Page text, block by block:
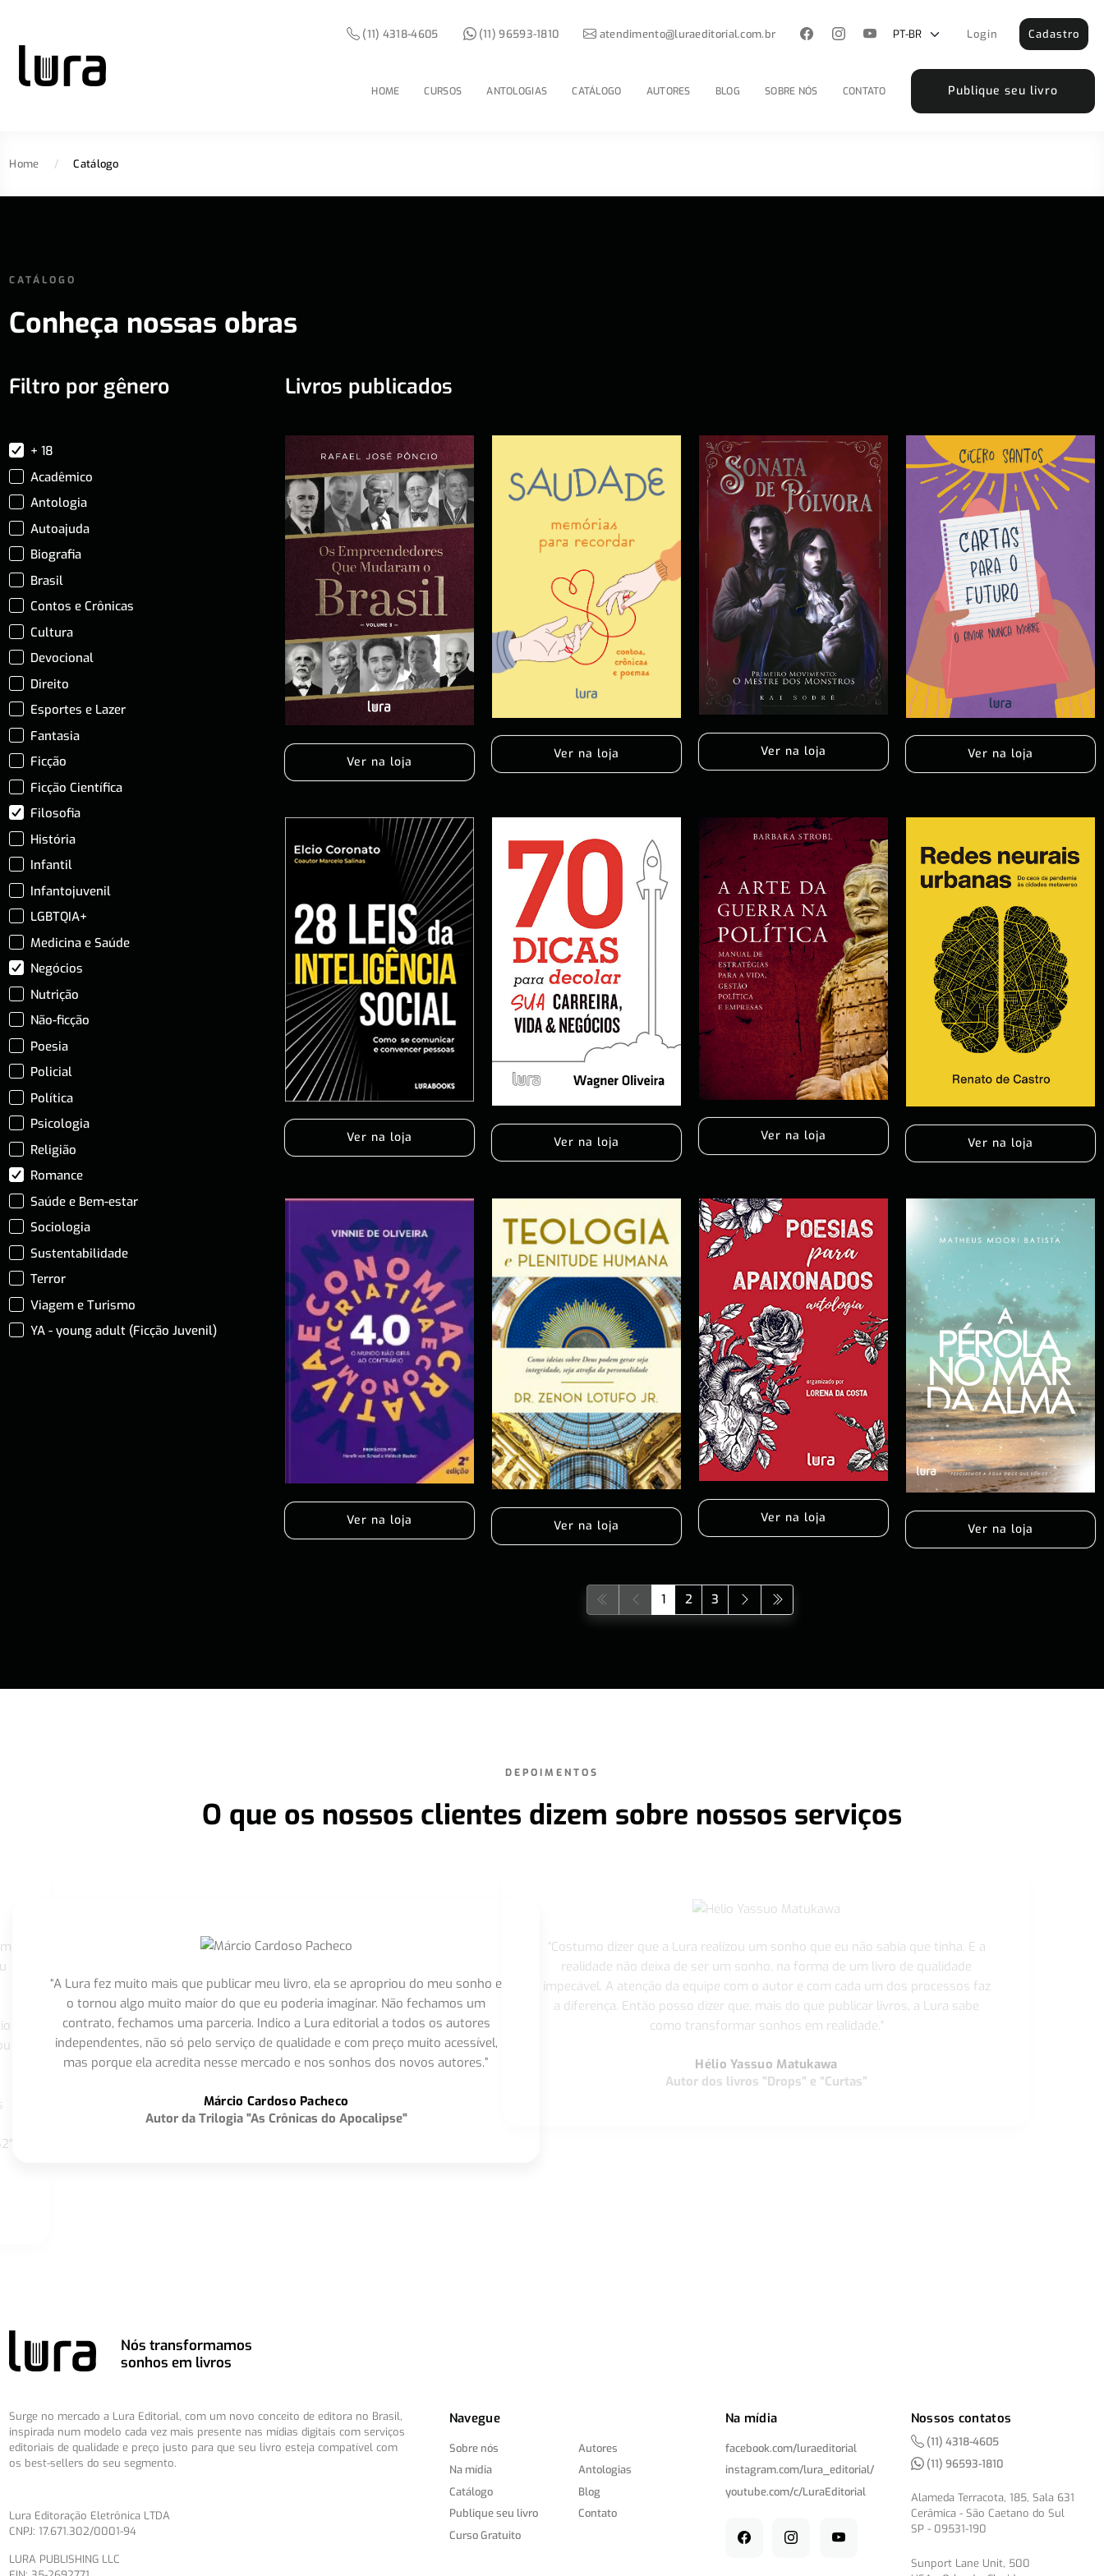
HOME CURSOS ANTOLOGIAS CATÁLOGO AUTORES BLOG SOBRE NÓS CONTATO Publique seu livro
(11) 4318-4605 (11) 96593-1810 atendimento@luraeditorial.com.br Login Cadastro
Home / Catálogo
CATÁLOGO
Conheça nossas obras
Filtro por gênero
+ 18
Acadêmico
Antologia
Autoajuda
Biografia
Brasil
Contos e Crônicas
Cultura
Devocional
Direito
Esportes e Lazer
Fantasia
Ficção
Ficção Científica
Filosofia
História
Infantil
Infantojuvenil
LGBTQIA+
Medicina e Saúde
Negócios
Nutrição
Não-ficção
Poesia
Policial
Política
Psicologia
Religião
Romance
Saúde e Bem-estar
Sociologia
Sustentabilidade
Terror
Viagem e Turismo
YA - young adult (Ficção Juvenil)
Livros publicados
Ver na loja
Ver na loja Ver na loja Ver na loja
Ver na loja Ver na loja Ver na loja Ver na loja
Ver na loja Ver na loja
Ver na loja
Ver na loja
1 2 3
DEPOIMENTOS
O que os nossos clientes dizem sobre nossos serviços
“A Lura fez muito mais que publicar meu livro, ela se apropriou do meu sonho e
o tornou algo muito maior do que eu poderia imaginar. Não fechamos um
contrato, fechamos uma parceria. Indico a Lura editorial a todos os autores
independentes, não só pelo serviço de qualidade e com preço muito acessível,
mas porque ela acredita nesse mercado e nos sonhos dos novos autores.”
Márcio Cardoso Pacheco
Autor da Trilogia "As Crônicas do Apocalipse"
"Costumo dizer que a Lura realizou um sonho que eu não sabia que tinha. E a
realidade não deixa de ser um sonho, na forma de um livro de qualidade
impecável. A atenção da equipe com o autor e com cada um dos processos faz
a diferença. Então posso dizer que, mais do que publicar livros, a Lura sabe
como transformar sonhos em realidade."
Hélio Yassuo Matukawa
Autor dos livros "Drops" e “Curtas”
Nós transformamos
sonhos em livros
Surge no mercado a Lura Editorial, com um novo conceito de editora no Brasil,
inspirada num modelo cada vez mais presente nas mídias digitais com serviços
editoriais de qualidade e preço justo para que seu livro esteja compatível com
os best-sellers do seu segmento.
Lura Editoração Eletrônica LTDA
CNPJ: 17.671.302/0001-94
LURA PUBLISHING LLC
Navegue
Sobre nós
Na mídia
Catálogo
Publique seu livro
Curso Gratuito
Autores
Antologias
Blog
Contato
Na mídia
facebook.com/luraeditorial
instagram.com/lura_editorial/
youtube.com/c/LuraEditorial
Nossos contatos
(11) 4318-4605
(11) 96593-1810
Alameda Terracota, 185, Sala 631
Cerâmica - São Caetano do Sul
SP - 09531-190
Sunport Lane Unit, 500